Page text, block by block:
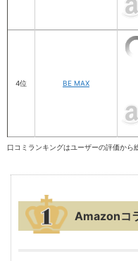
4位 BE MAX
口コミランキングはユーザーの評価から
Amazonコ